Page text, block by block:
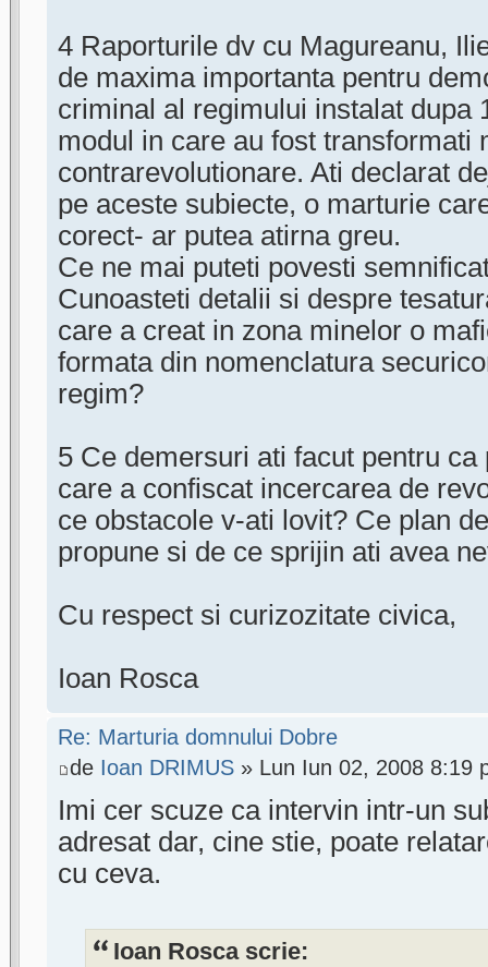
4 Raporturile dv cu Magureanu,
de maxima importanta pentru
criminal al regimului instalat dupa
modul in care au fost transformati
contrarevolutionare. Ati declarat
pe aceste subiecte, o marturie
corect- ar putea atirna greu.
Ce ne mai puteti povesti
Cunoasteti detalii si despre
care a creat in zona minelor o
formata din nomenclatura
regim?
5 Ce demersuri ati facut pentru
care a confiscat incercarea de
ce obstacole v-ati lovit? Ce plan
propune si de ce sprijin ati avea
Cu respect si curizozitate civica,
Ioan Rosca
Re: Marturia domnului Dobre
de Ioan DRIMUS » Lun Iun 02, 2008 8:19
Imi cer scuze ca intervin intr-un
adresat dar, cine stie, poate
cu ceva.
Ioan Rosca scrie: